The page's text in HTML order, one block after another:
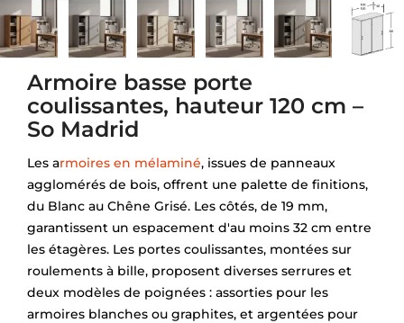
Armoire basse porte
coulissantes, hauteur 120 cm –
So Madrid
Les armoires en mélaminé, issues de panneaux
agglomérés de bois, offrent une palette de finitions,
du Blanc au Chêne Grisé. Les côtés, de 19 mm,
garantissent un espacement d'au moins 32 cm entre
les étagères. Les portes coulissantes, montées sur
roulements à bille, proposent diverses serrures et
deux modèles de poignées : assorties pour les
armoires blanches ou graphites, et argentées pour